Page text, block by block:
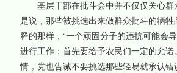
基层干部在批斗会中并不仅仅关心群
是说，那些被挑选出来做群众批斗的牺
释的那样，“一个顽固分子的违抗可能会
进行工作：首先要给予农民们一定的允
情，党也告诫不要挑选那些轻易就承认错